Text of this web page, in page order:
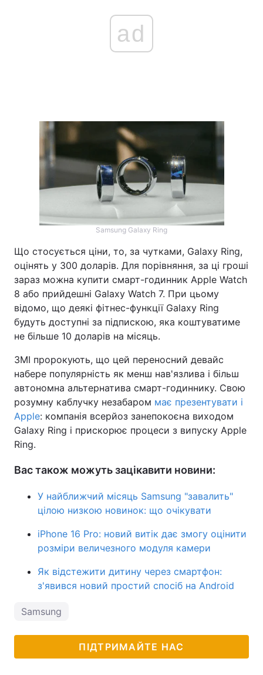
ad
Samsung Galaxy Ring
Що стосується ціни, то, за чутками, Galaxy Ring,
оцінять у 300 доларів. Для порівняння, за ці гроші
зараз можна купити смарт-годинник Apple Watch
8 або прийдешні Galaxy Watch 7. При цьому
відомо, що деякі фітнес-функції Galaxy Ring
будуть доступні за підпискою, яка коштуватиме
не більше 10 доларів на місяць.
ЗМІ пророкують, що цей переносний девайс
набере популярність як менш нав'язлива і більш
автономна альтернатива смарт-годиннику. Свою
розумну каблучку незабаром має презентувати і
Apple: компанія всерйоз занепокоєна виходом
Galaxy Ring і прискорює процеси з випуску Apple
Ring.
Вас також можуть зацікавити новини:
У найближчий місяць Samsung "завалить"
цілою низкою новинок: що очікувати
iPhone 16 Pro: новий витік дає змогу оцінити
розміри величезного модуля камери
Як відстежити дитину через смартфон:
з'явився новий простий спосіб на Android
Samsung
ПІДТРИМАЙТЕ НАС